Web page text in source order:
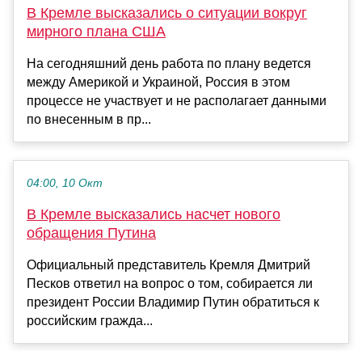
В Кремле высказались о ситуации вокруг
мирного плана США
На сегодняшний день работа по плану ведется
между Америкой и Украиной, Россия в этом
процессе не участвует и не располагает данными
по внесенным в пр...
04:00, 10 Окт
В Кремле высказались насчет нового
обращения Путина
Официальный представитель Кремля Дмитрий
Песков ответил на вопрос о том, собирается ли
президент России Владимир Путин обратиться к
российским гражда...